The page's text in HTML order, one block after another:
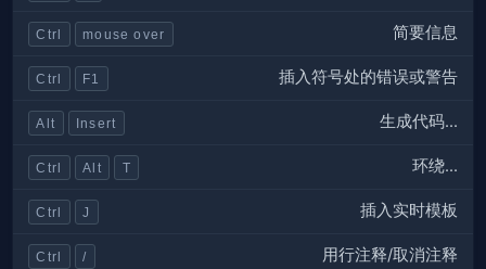
Ctrl mouse over 简要信息
Ctrl F1 插入符号处的错误或警告
Alt Insert 生成代码...
Ctrl Alt T 环绕...
Ctrl J 插入实时模板
Ctrl / 用行注释/取消注释